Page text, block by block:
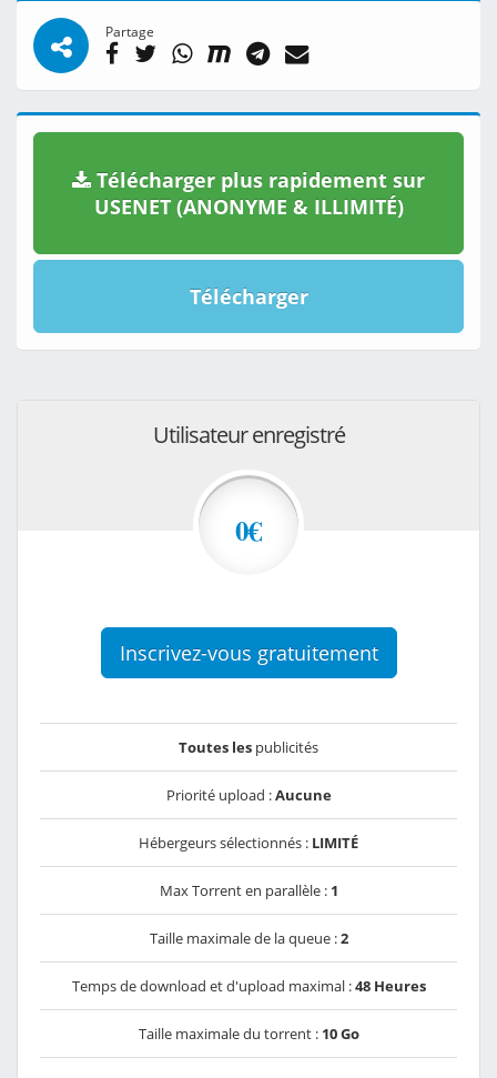
Partage
Télécharger plus rapidement sur
USENET (ANONYME & ILLIMITÉ)
Télécharger
Utilisateur enregistré
0€
Inscrivez-vous gratuitement
Toutes les publicités
Priorité upload :Aucune
Hébergeurs sélectionnés : LIMITÉ
Max Torrent en parallèle : 1
Taille maximale de la queue :2
Temps de download et d'upload maximal :48 Heures
Taille maximale du torrent : 10 Go